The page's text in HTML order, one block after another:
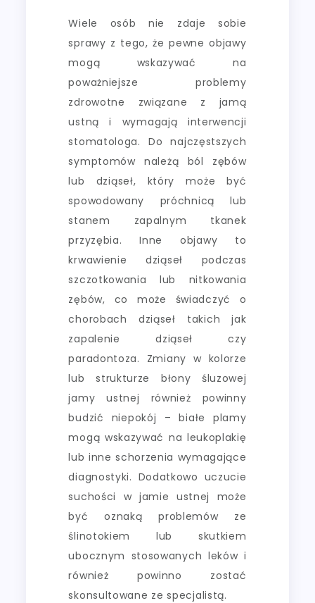
Wiele osób nie zdaje sobie
sprawy z tego, że pewne objawy
mogą wskazywać na
poważniejsze problemy
zdrowotne związane z jamą
ustną i wymagają interwencji
stomatologa. Do najczęstszych
symptomów należą ból zębów
lub dziąseł, który może być
spowodowany próchnicą lub
stanem zapalnym tkanek
przyzębia. Inne objawy to
krwawienie dziąseł podczas
szczotkowania lub nitkowania
zębów, co może świadczyć o
chorobach dziąseł takich jak
zapalenie dziąseł czy
paradontoza. Zmiany w kolorze
lub strukturze błony śluzowej
jamy ustnej również powinny
budzić niepokój – białe plamy
mogą wskazywać na leukoplakię
lub inne schorzenia wymagające
diagnostyki. Dodatkowo uczucie
suchości w jamie ustnej może
być oznaką problemów ze
ślinotokiem lub skutkiem
ubocznym stosowanych leków i
również powinno zostać
skonsultowane ze specjalistą.